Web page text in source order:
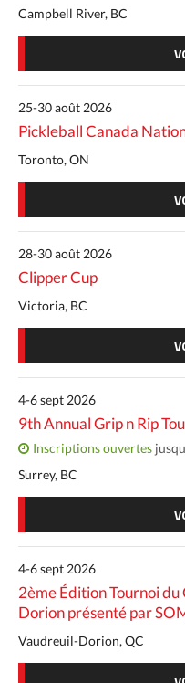
Campbell River, BC
25-30 août 2026
Pickleball Canada
Toronto, ON
28-30 août 2026
Clipper Cup
Victoria, BC
4-6 sept 2026
9th Annual Grip n Rip
Inscriptions ouvertes
Surrey, BC
4-6 sept 2026
2ème Édition Tournoi
Dorion présenté par
Vaudreuil-Dorion, QC